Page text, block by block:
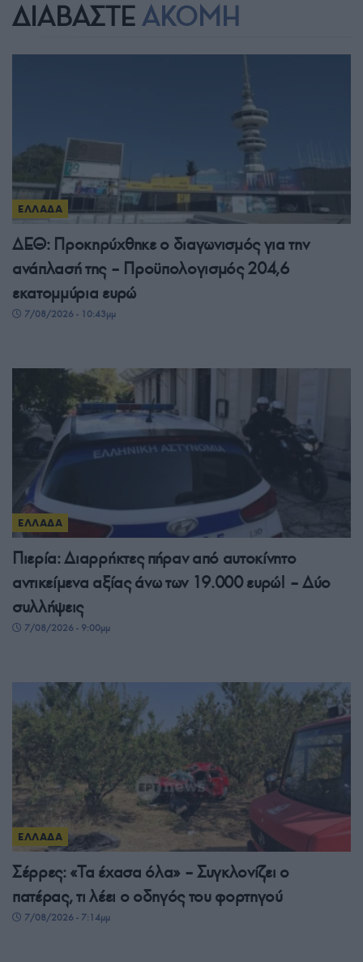
ΔΙΑΒΑΣΤΕ ΑΚΟΜΗ
ΕΛΛΑΔΑ
ΔΕΘ: Προκηρύχθηκε ο διαγωνισμός για την
ανάπλασή της – Προϋπολογισμός 204,6
εκατομμύρια ευρώ
7/08/2026 - 10:43μμ
ΕΛΛΑΔΑ
Πιερία: Διαρρήκτες πήραν από αυτοκίνητο
αντικείμενα αξίας άνω των 19.000 ευρώ! – Δύο
συλλήψεις
7/08/2026 - 9:00μμ
ΕΛΛΑΔΑ
Σέρρες: «Τα έχασα όλα» – Συγκλονίζει ο
πατέρας, τι λέει ο οδηγός του φορτηγού
7/08/2026 - 7:14μμ